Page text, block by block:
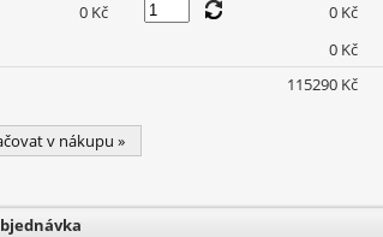
0 Kč
0 Kč
0 Kč
115290 Kč
v nákupu »